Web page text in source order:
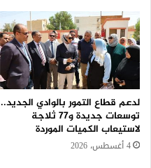
لدعم قطاع التمور بالوادي الجديد..
توسعات جديدة و٧٧ ثلاجة
لاستيعاب الكميات الموردة
4 أغسطس، 2026